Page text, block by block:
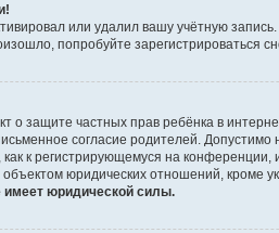
или удалил вашу учётную
попробуйте зарегистрироваться
о защите частных прав ребёнка в
согласие родителей.
к регистрирующемуся на
юридических отношений, кроме
имеет юридической силы.